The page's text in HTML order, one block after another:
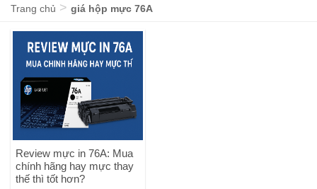
Trang chủ > giá hộp mực 76A
Review mực in 76A: Mua
chính hãng hay mực thay
thế thì tốt hơn?